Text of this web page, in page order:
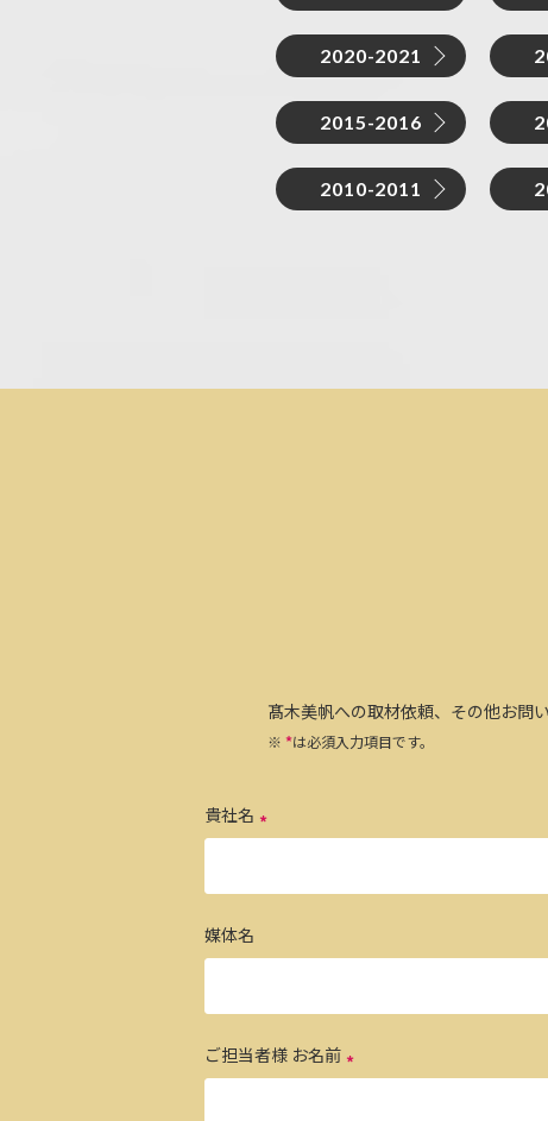
2020-2021
2015-2016
2010-2011
髙木美帆への取材依頼、その他お問
※ *は必須入力項目です。
貴社名
媒体名
ご担当者様 お名前